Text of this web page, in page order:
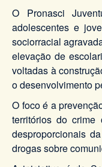
O Pronasci
adolescentes e
sociorracial
elevação de
voltadas à
o desenvolvimento
O foco é a
territórios do crime
desproporcionais
drogas sobre